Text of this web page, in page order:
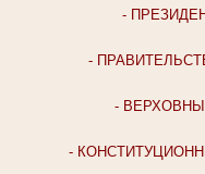
-
-
-
-